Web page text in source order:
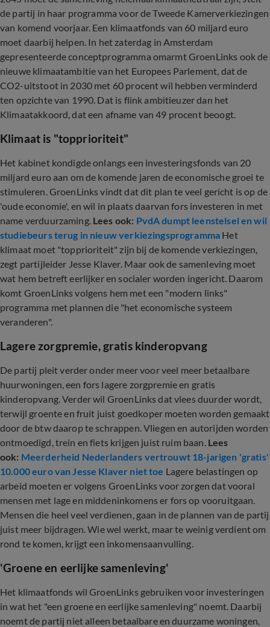
de partij in haar programma voor de Tweede Kamerverkiezingen
van komend voorjaar. Een klimaatfonds van 60 miljard euro
moet daarbij helpen. In het zaterdag in Amsterdam
gepresenteerde conceptprogramma omarmt GroenLinks ook de
nieuwe klimaatambitie van het Europees Parlement, dat de
CO2-uitstoot in 2030 met 60 procent wil hebben verminderd
ten opzichte van 1990. Dat is flink ambitieuzer dan het
Klimaatakkoord, dat een afname van 49 procent beoogt.
Klimaat is "topprioriteit"
Het kabinet kondigde onlangs een investeringsfonds van 20
miljard euro aan om de komende jaren de economische groei te
stimuleren. GroenLinks vindt dat dit plan te veel gericht is op de
'oude economie', en wil in plaats daarvan fors investeren in met
name verduurzaming. Lees ook: PvdA dumpt leenstelsel en wil
studiebeurs terug in nieuw verkiezingsprogramma Het
klimaat moet "topprioriteit" zijn bij de komende verkiezingen,
zegt partijleider Jesse Klaver. Maar ook de samenleving moet
wat hem betreft eerlijker en socialer worden ingericht. Daarom
komt GroenLinks volgens hem met een "modern links"
programma met plannen die "het economische systeem
veranderen".
Lagere zorgpremie, gratis kinderopvang
De partij pleit verder onder meer voor veel meer betaalbare
huurwoningen, een fors lagere zorgpremie en gratis
kinderopvang. Verder wil GroenLinks dat vlees duurder wordt,
terwijl groente en fruit juist goedkoper moeten worden gemaakt
door de btw daarop te schrappen. Vliegen en autorijden worden
ontmoedigd, trein en fiets krijgen juist ruim baan. Lees
ook: Meerderheid Nederlanders vertrouwt 18-jarigen 'gratis'
10.000 euro van Jesse Klaver niet toe Lagere belastingen op
arbeid moeten er volgens GroenLinks voor zorgen dat vooral
mensen met lage en middeninkomens er fors op vooruitgaan.
Mensen die heel veel verdienen, gaan in de plannen van de partij
juist meer bijdragen. Wie wel werkt, maar te weinig verdient om
rond te komen, krijgt een inkomensaanvulling.
'Groene en eerlijke samenleving'
Het klimaatfonds wil GroenLinks gebruiken voor investeringen
in wat het "een groene en eerlijke samenleving" noemt. Daarbij
noemt de partij niet alleen betaalbare en duurzame woningen,